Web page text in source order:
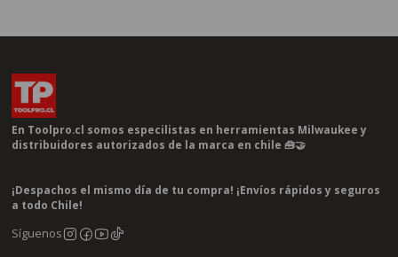
En Toolpro.cl somos especilistas en herramientas Milwaukee y
distribuidores autorizados de la marca en chile 🧰🤝
¡Despachos el mismo día de tu compra! ¡Envíos rápidos y seguros
a todo Chile!
Síguenos